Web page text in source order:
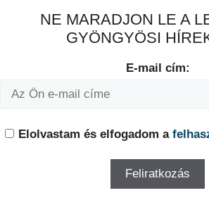
NE MARADJON LE A
GYÖNGYÖSI
E-mail cím:
Elolvastam és elfogadom a